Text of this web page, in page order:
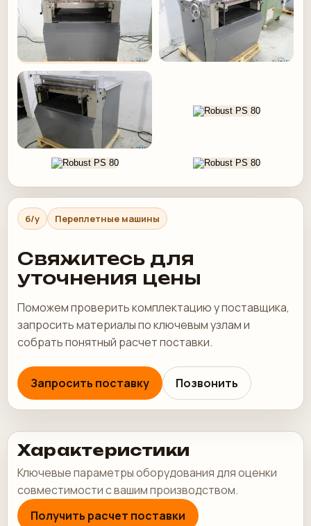
б/у Переплетные машины
Свяжитесь для
уточнения цены
Поможем проверить комплектацию у поставщика,
запросить материалы по ключевым узлам и
собрать понятный расчет поставки.
Запросить поставку Позвонить
Характеристики
Ключевые параметры оборудования для оценки
совместимости с вашим производством.
Получить расчет поставки